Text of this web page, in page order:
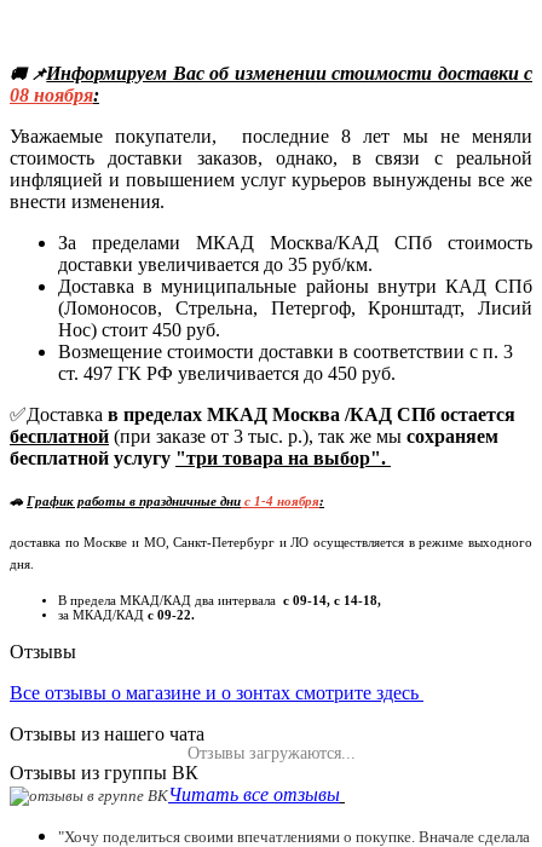
🚚 📌Информируем Вас об изменении стоимости доставки с
08 ноября:
Уважаемые покупатели, последние 8 лет мы не меняли
стоимость доставки заказов, однако, в связи с реальной
инфляцией и повышением услуг курьеров вынуждены все же
внести изменения.
За пределами МКАД Москва/КАД СПб стоимость
доставки увеличивается до 35 руб/км.
Доставка в муниципальные районы внутри КАД СПб
(Ломоносов, Стрельна, Петергоф, Кронштадт, Лисий
Нос) стоит 450 руб.
Возмещение стоимости доставки в соответствии с п. 3
ст. 497 ГК РФ увеличивается до 450 руб.
✅Доставка в пределах МКАД Москва /КАД СПб остается
бесплатной (при заказе от 3 тыс. р.), так же мы сохраняем
бесплатной услугу "три товара на выбор".
🚗 График работы в праздничные дни c 1-4 ноября:
доставка по Москве и МО, Санкт-Петербург и ЛО осуществляется в режиме выходного
дня.
В предела МКАД/КАД два интервала с 09-14, с 14-18,
за МКАД/КАД с 09-22.
Отзывы
Все отзывы о магазине и о зонтах смотрите здесь
Отзывы из нашего чата
Отзывы загружаются...
Отзывы из группы ВК
Читать все отзывы
"Хочу поделиться своими впечатлениями о покупке. Вначале сделала